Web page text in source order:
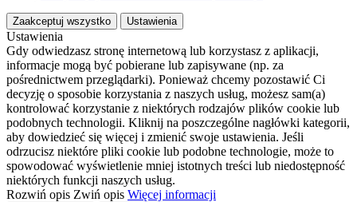
Zaakceptuj wszystko Ustawienia
Ustawienia
Gdy odwiedzasz stronę internetową lub korzystasz z aplikacji,
informacje mogą być pobierane lub zapisywane (np. za
pośrednictwem przeglądarki). Ponieważ chcemy pozostawić Ci
decyzję o sposobie korzystania z naszych usług, możesz sam(a)
kontrolować korzystanie z niektórych rodzajów plików cookie lub
podobnych technologii. Kliknij na poszczególne nagłówki kategorii,
aby dowiedzieć się więcej i zmienić swoje ustawienia. Jeśli
odrzucisz niektóre pliki cookie lub podobne technologie, może to
spowodować wyświetlenie mniej istotnych treści lub niedostępność
niektórych funkcji naszych usług.
Rozwiń opis Zwiń opis Więcej informacji